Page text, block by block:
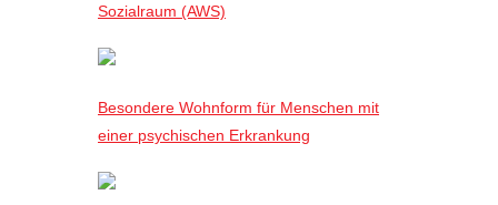
Sozialraum (AWS)
Besondere Wohnform für Menschen mit
einer psychischen Erkrankung